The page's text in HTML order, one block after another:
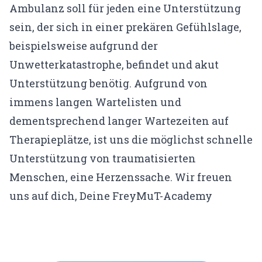
Ambulanz soll für jeden eine Unterstützung
sein, der sich in einer prekären Gefühlslage,
beispielsweise aufgrund der
Unwetterkatastrophe, befindet und akut
Unterstützung benötig. Aufgrund von
immens langen Wartelisten und
dementsprechend langer Wartezeiten auf
Therapieplätze, ist uns die möglichst schnelle
Unterstützung von traumatisierten
Menschen, eine Herzenssache. Wir freuen
uns auf dich, Deine FreyMuT-Academy